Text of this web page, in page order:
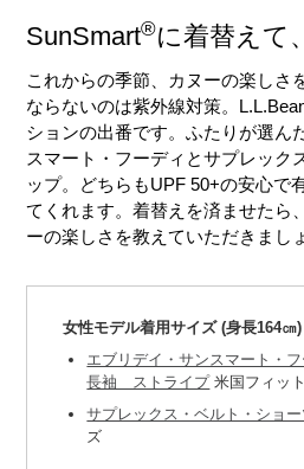
SunSmart®に着替えて
これからの季節、カヌーの楽しさ
ならないのは紫外線対策。
ションの出番です。ふたりが選ん
スマート・フーディとサプレック
ップ。どちらもUPF 50+の安心で
てくれます。着替えを済ませたら
ーの楽しさを教えていただきまし
女性モデル着用サイズ (身長164㎝)
エブリデイ・サンスマート・フ
長袖 ストライプ米国フィッ
サプレックス・ベルト・ショー
ズ